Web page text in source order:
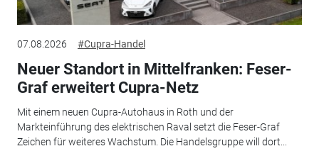
07.08.2026 #Cupra-Handel
Neuer Standort in Mittelfranken: Feser-
Graf erweitert Cupra-Netz
Mit einem neuen Cupra-Autohaus in Roth und der
Markteinführung des elektrischen Raval setzt die Feser-Graf
Zeichen für weiteres Wachstum. Die Handelsgruppe will dort...